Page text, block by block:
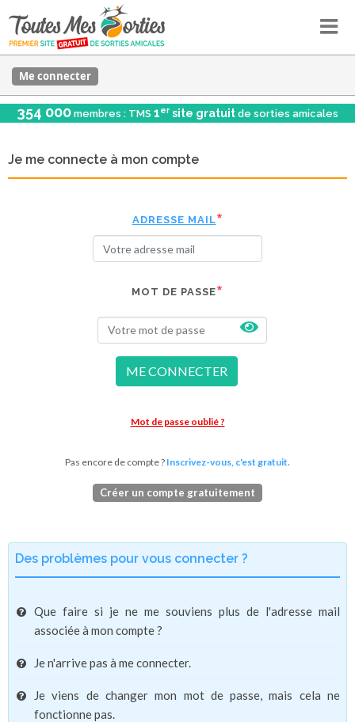
Me connecter
354 000 membres : TMS 1er site gratuit de sorties amicales
Je me connecte à mon compte
ADRESSE MAIL
MOT DE PASSE
ME CONNECTER
Mot de passe oublié ?
Pas encore de compte ? Inscrivez-vous, c'est gratuit.
Créer un compte gratuitement
Des problèmes pour vous connecter ?
Que faire si je ne me souviens plus de l'adresse mail
associée à mon compte ?
Je n'arrive pas à me connecter.
Je viens de changer mon mot de passe, mais cela ne
fonctionne pas.